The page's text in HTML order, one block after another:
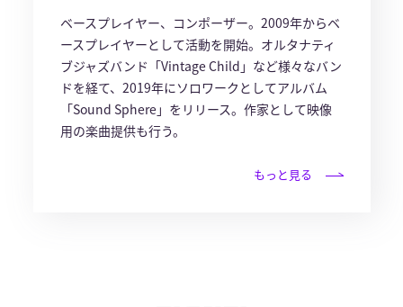
ベースプレイヤー、コンポーザー。2009年からベ
ースプレイヤーとして活動を開始。オルタナティ
ブジャズバンド「Vintage Child」など様々なバン
ドを経て、2019年にソロワークとしてアルバム
「Sound Sphere」をリリース。作家として映像
用の楽曲提供も行う。
もっと見る